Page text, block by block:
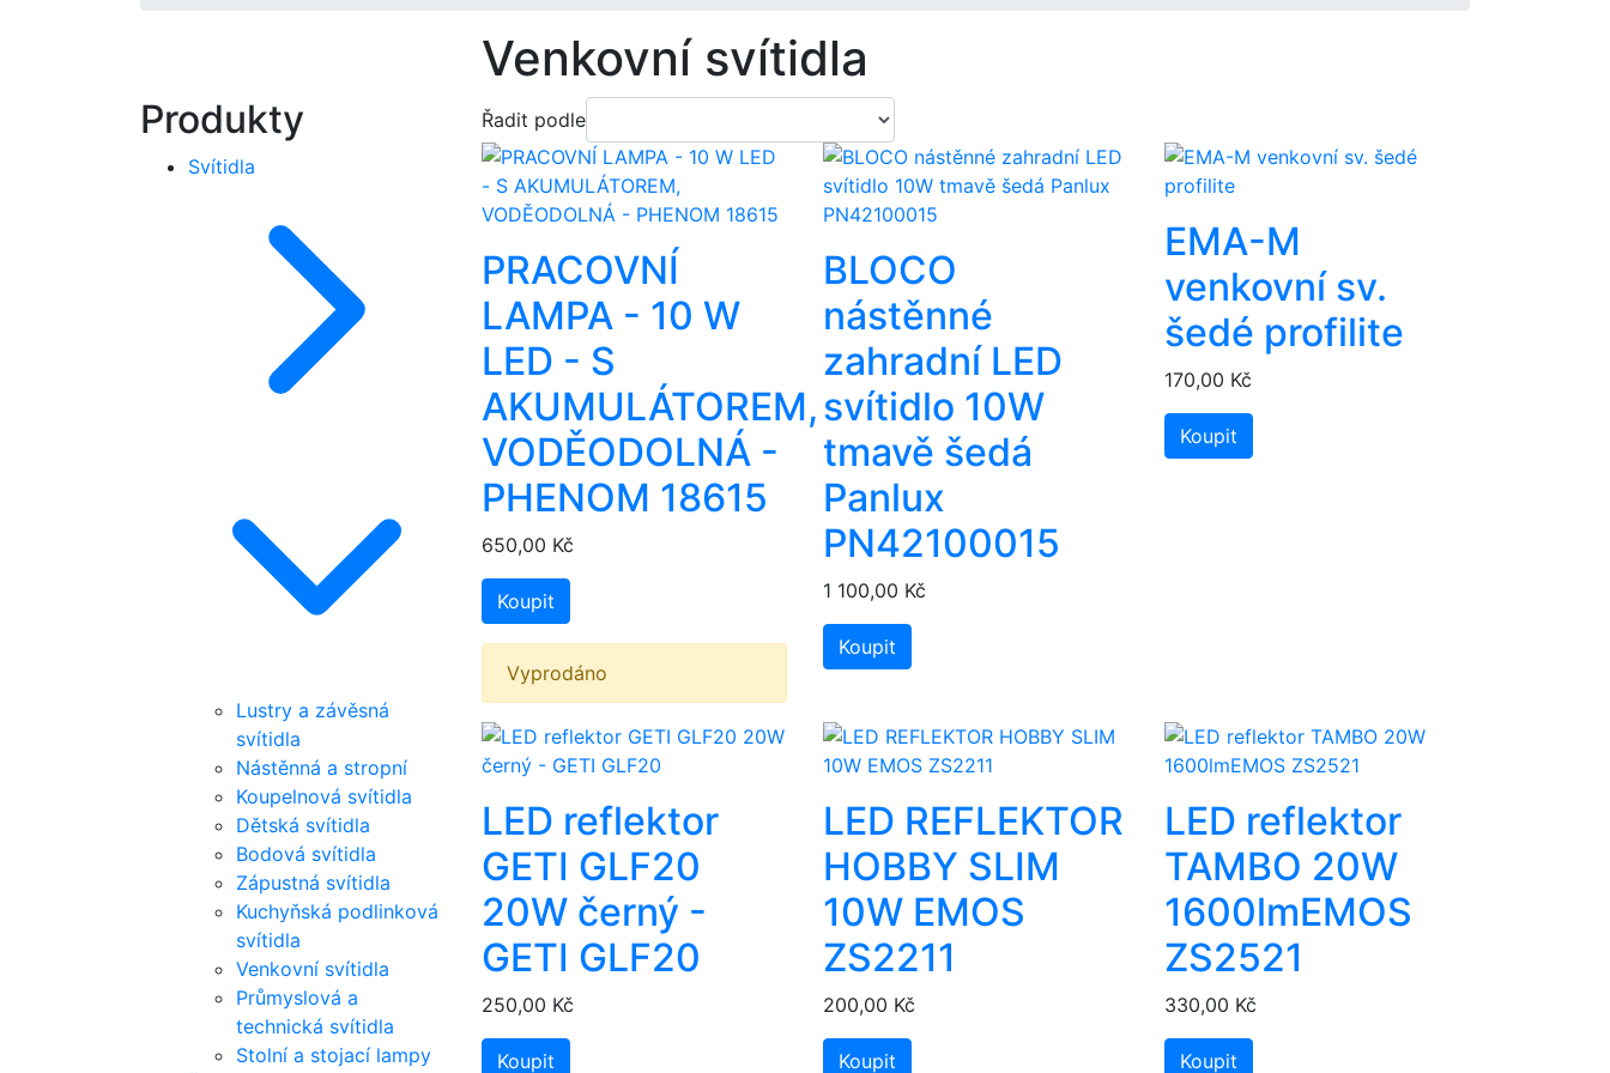
Venkovní svítidla
Produkty
Svítidla
Lustry a závěsná
svítidla
Nástěnná a stropní
Koupelnová svítidla
Dětská svítidla
Bodová svítidla
Zápustná svítidla
Kuchyňská podlinková
svítidla
Venkovní svítidla
Průmyslová a
technická svítidla
Stolní a stojací lampy
Řadit podle
PRACOVNÍ
LAMPA - 10 W
LED - S
AKUMULÁTOREM,
VODĚODOLNÁ -
PHENOM 18615
650,00 Kč
Koupit
Vyprodáno
BLOCO
nástěnné
zahradní LED
svítidlo 10W
tmavě šedá
Panlux
PN42100015
1 100,00 Kč
Koupit
EMA-M
venkovní sv.
šedé profilite
170,00 Kč
Koupit
LED reflektor
GETI GLF20
20W černý -
GETI GLF20
250,00 Kč
Koupit
LED REFLEKTOR
HOBBY SLIM
10W EMOS
ZS2211
200,00 Kč
Koupit
LED reflektor
TAMBO 20W
1600lmEMOS
ZS2521
330,00 Kč
Koupit